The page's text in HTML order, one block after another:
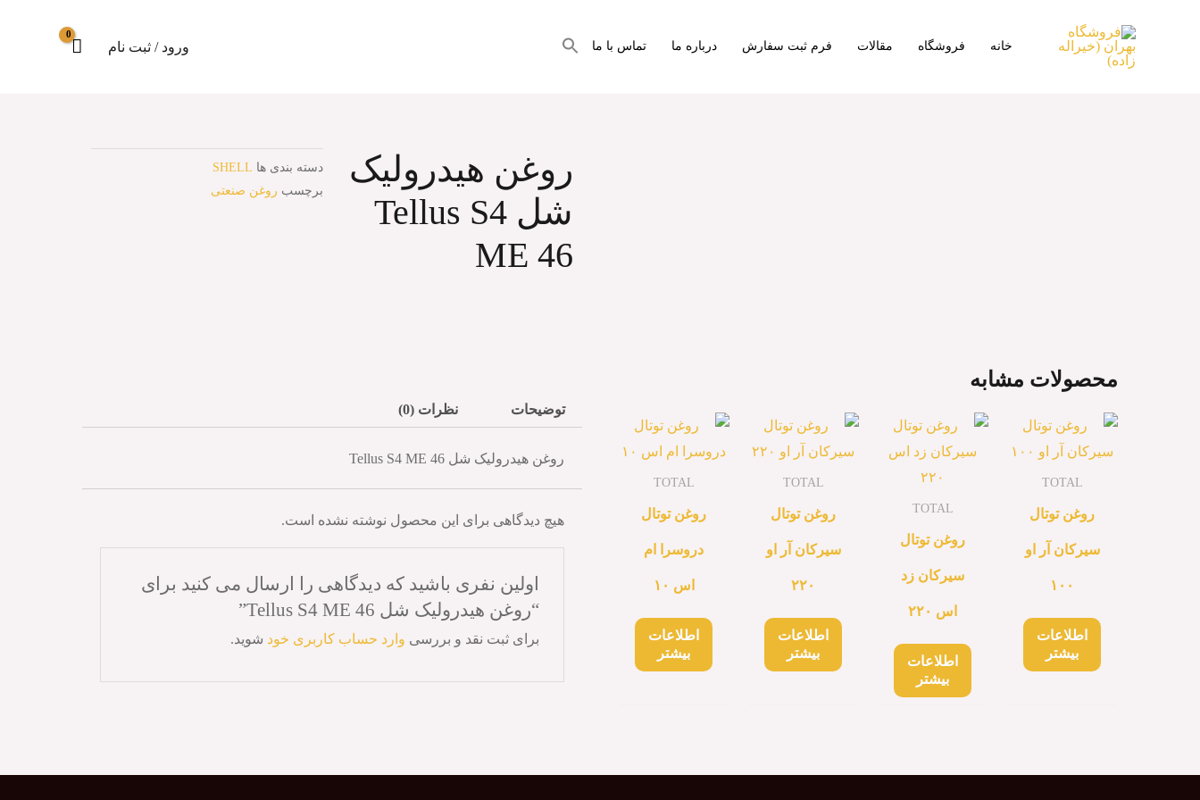
خانه فروشگاه مقالات فرم ثبت سفارش درباره ما تماس با ما
جستجو
برای:
ورود / ثبت نام
روغن هیدرولیک شل Tellus S4 ME
روغن هیدرولیک
شل Tellus S4
ME 46
دسته بندی ها SHELL
برچسب روغن صنعتی
محصولات مشابه
TOTAL
روغن توتال
سیرکان آر او
۱۰۰
اطلاعات
بیشتر
TOTAL
روغن توتال
سیرکان زد
اس ۲۲۰
اطلاعات
بیشتر
TOTAL
روغن توتال
سیرکان آر او
۲۲۰
اطلاعات
بیشتر
TOTAL
روغن توتال
دروسرا ام
اس ۱۰
اطلاعات
بیشتر
توضیحات نظرات (0)
روغن هیدرولیک شل Tellus S4 ME 46
هیچ دیدگاهی برای این محصول نوشته نشده است.
اولین نفری باشید که دیدگاهی را ارسال می کنید برای
“روغن هیدرولیک شل Tellus S4 ME 46”
برای ثبت نقد و بررسی وارد حساب کاربری خود شوید.